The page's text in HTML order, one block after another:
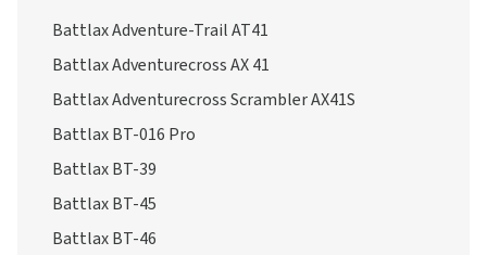
Battlax Adventure-Trail AT41
Battlax Adventurecross AX 41
Battlax Adventurecross Scrambler AX41S
Battlax BT-016 Pro
Battlax BT-39
Battlax BT-45
Battlax BT-46